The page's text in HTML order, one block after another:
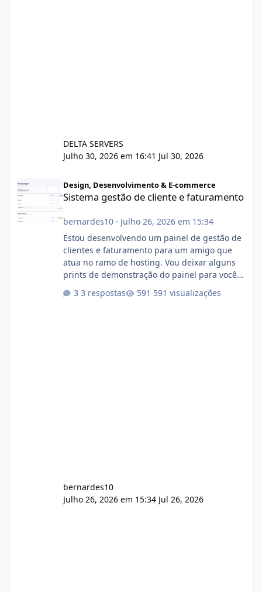
DELTA SERVERS
Julho 30, 2026 em 16:41 Jul 30, 2026
Design, Desenvolvimento & E-commerce
Sistema gestão de cliente e faturamento
bernardes10· Julho 26, 2026 em 15:34
Estou desenvolvendo um painel de gestão de
clientes e faturamento para um amigo que
atua no ramo de hosting. Vou deixar alguns
prints de demonstração do painel para vocês
com cerca de 80% concluído e conta com
3 respostas 591 visualizações
bernardes10
Julho 26, 2026 em 15:34 Jul 26, 2026